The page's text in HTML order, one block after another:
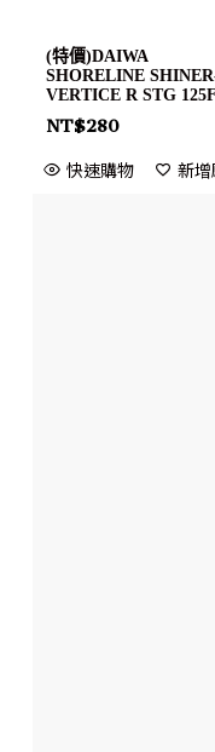
(特價)DAIWA
SHORELINE
VERTICE R STG 125F
NT$280
快速購物 新